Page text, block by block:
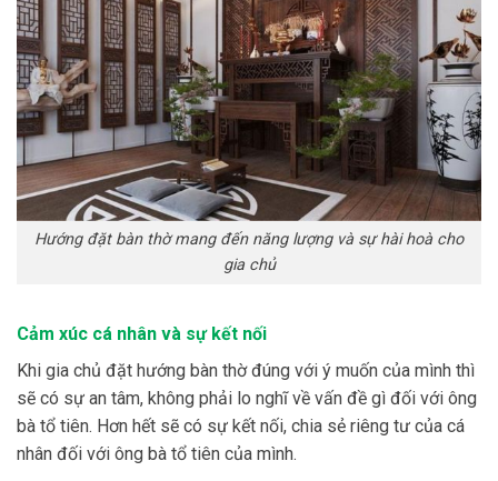
Hướng đặt bàn thờ mang đến năng lượng và sự hài hoà cho
gia chủ
Cảm xúc cá nhân và sự kết nối
Khi gia chủ đặt hướng bàn thờ đúng với ý muốn của mình thì
sẽ có sự an tâm, không phải lo nghĩ về vấn đề gì đối với ông
bà tổ tiên. Hơn hết sẽ có sự kết nối, chia sẻ riêng tư của cá
nhân đối với ông bà tổ tiên của mình.